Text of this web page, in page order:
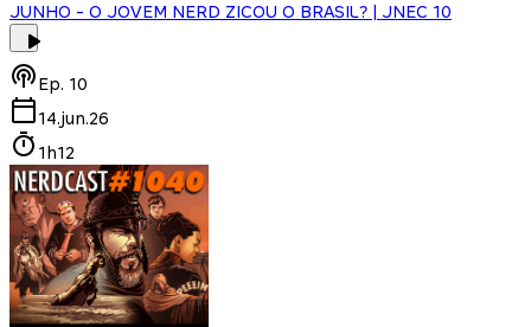
JUNHO - O JOVEM NERD ZICOU O BRASIL? | JNEC 10
Ep. 10
14.jun.26
1h12